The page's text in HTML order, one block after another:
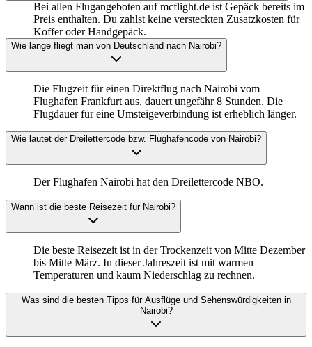
Bei allen Flugangeboten auf mcflight.de ist Gepäck bereits im
Preis enthalten. Du zahlst keine versteckten Zusatzkosten für
Koffer oder Handgepäck.
Wie lange fliegt man von Deutschland nach Nairobi?
Die Flugzeit für einen Direktflug nach Nairobi vom
Flughafen Frankfurt aus, dauert ungefähr 8 Stunden. Die
Flugdauer für eine Umsteigeverbindung ist erheblich länger.
Wie lautet der Dreilettercode bzw. Flughafencode von Nairobi?
Der Flughafen Nairobi hat den Dreilettercode NBO.
Wann ist die beste Reisezeit für Nairobi?
Die beste Reisezeit ist in der Trockenzeit von Mitte Dezember
bis Mitte März. In dieser Jahreszeit ist mit warmen
Temperaturen und kaum Niederschlag zu rechnen.
Was sind die besten Tipps für Ausflüge und Sehenswürdigkeiten in
Nairobi?